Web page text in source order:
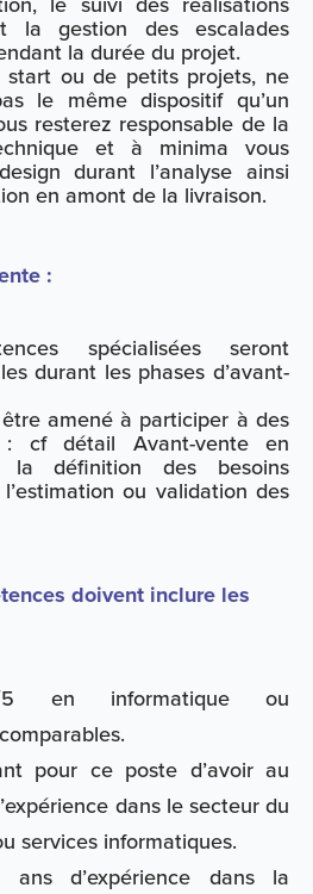
la gestion des escalades
la durée du projet.
start ou de petits projets, ne
le même dispositif qu’un
resterez responsable de la
et à minima vous
durant l’analyse ainsi
en amont de la livraison.
:
spécialisées seront
durant les phases d’avant-
amené à participer à des
: cf détail Avant-vente en
la définition des besoins
ou validation des
doivent inclure les
5 en informatique ou
pour ce poste d’avoir au
dans le secteur du
services informatiques.
d’expérience dans la